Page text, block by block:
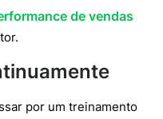
de vendas
por um treinamento